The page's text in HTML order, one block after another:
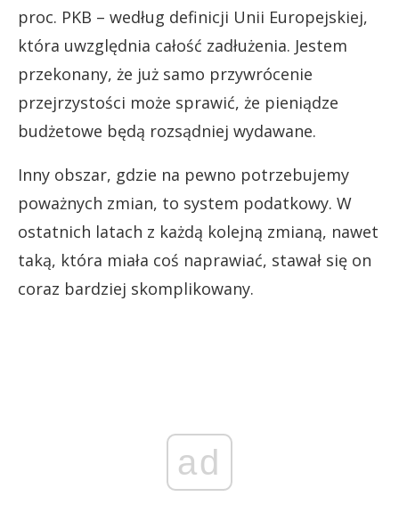
proc. PKB – według definicji Unii Europejskiej,
która uwzględnia całość zadłużenia. Jestem
przekonany, że już samo przywrócenie
przejrzystości może sprawić, że pieniądze
budżetowe będą rozsądniej wydawane.
Inny obszar, gdzie na pewno potrzebujemy
poważnych zmian, to system podatkowy. W
ostatnich latach z każdą kolejną zmianą, nawet
taką, która miała coś naprawiać, stawał się on
coraz bardziej skomplikowany.
ad